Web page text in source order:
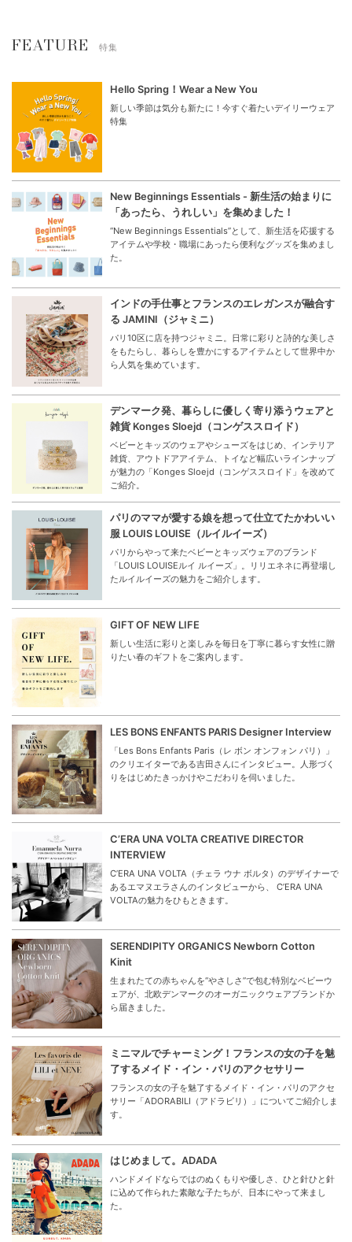
FEATURE 特集
Hello Spring！Wear a New You
新しい季節は気分も新たに！今すぐ着たいデイリーウェア
特集
New Beginnings Essentials - 新生活の始まりに
「あったら、うれしい」を集めました！
“New Beginnings Essentials”として、新生活を応援する
アイテムや学校・職場にあったら便利なグッズを集めまし
た。
インドの手仕事とフランスのエレガンスが融合す
る JAMINI（ジャミニ）
パリ10区に店を持つジャミニ。日常に彩りと詩的な美しさ
をもたらし、暮らしを豊かにするアイテムとして世界中か
ら人気を集めています。
デンマーク発、暮らしに優しく寄り添うウェアと
雑貨 Konges Sloejd（コンゲススロイド）
ベビーとキッズのウェアやシューズをはじめ、インテリア
雑貨、アウトドアアイテム、トイなど幅広いラインナップ
が魅力の「Konges Sloejd（コンゲススロイド」を改めて
ご紹介。
パリのママが愛する娘を想って仕立てたかわいい
服 LOUIS LOUISE（ルイルイーズ）
パリからやって来たベビーとキッズウェアのブランド
「LOUIS LOUISEルイ ルイーズ」。リリエネネに再登場し
たルイルイーズの魅力をご紹介します。
GIFT OF NEW LIFE
新しい生活に彩りと楽しみを毎日を丁寧に暮らす女性に贈
りたい春のギフトをご案内します。
LES BONS ENFANTS PARIS Designer Interview
「Les Bons Enfants Paris（レ ボン オンフォン パリ）」
のクリエイターである吉田さんにインタビュー。人形づく
りをはじめたきっかけやこだわりを伺いました。
C’ERA UNA VOLTA CREATIVE DIRECTOR
INTERVIEW
C’ERA UNA VOLTA（チェラ ウナ ボルタ）のデザイナーで
あるエマヌエラさんのインタビューから、 C’ERA UNA
VOLTAの魅力をひもときます。
SERENDIPITY ORGANICS Newborn Cotton
Kinit
生まれたての赤ちゃんを“やさしさ”で包む特別なベビーウ
ェアが、北欧デンマークのオーガニックウェアブランドか
ら届きました。
ミニマルでチャーミング！フランスの女の子を魅
了するメイド・イン・パリのアクセサリー
フランスの女の子を魅了するメイド・イン・パリのアクセ
サリー「ADORABILI（アドラビリ）」についてご紹介しま
す。
はじめまして。ADADA
ハンドメイドならではのぬくもりや優しさ、ひと針ひと針
に込めて作られた素敵な子たちが、日本にやって来まし
た。